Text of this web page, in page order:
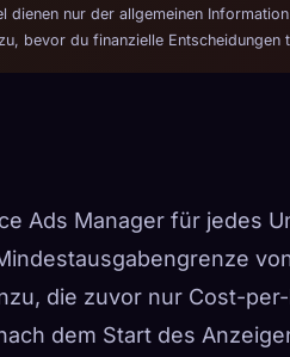
dienen nur der allgemeinen
bevor du finanzielle Entscheidungen
Ads Manager für jedes
die zuvor nur Cost-
dem Start des